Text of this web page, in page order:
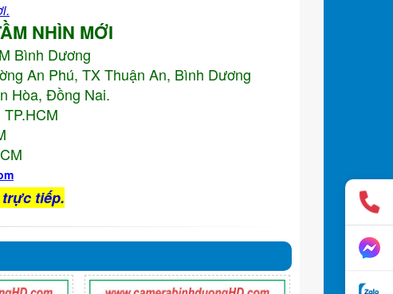
NHÌN MỚI
Bình Dương
An Phú, TX Thuận An, Bình Dương
Hòa, Đồng Nai.
tiếp.